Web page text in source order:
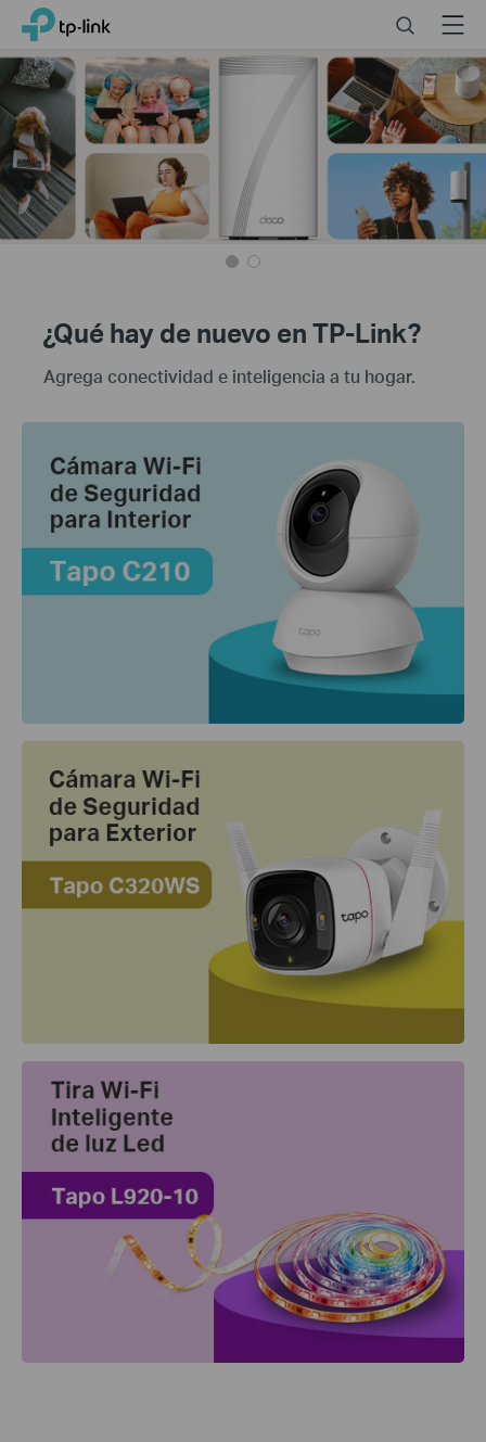
Click
skip
the
navigation
bar
TP-Link, Reliably Smart SearchMenu
TP-
Link
México
Equipos
de
Red
Wi-
Fi
empresas¿Qué hay de nuevo en TP-Link?
Agrega conectividad e inteligencia a tu hogar.